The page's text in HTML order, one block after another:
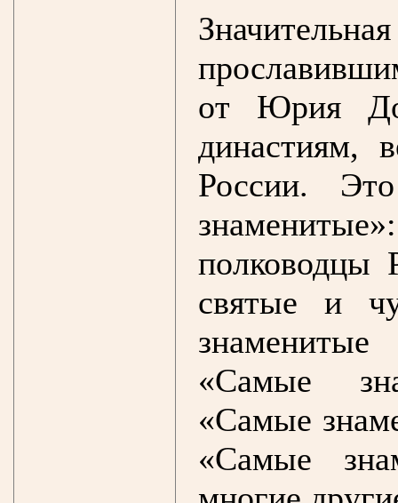
от Юрия
династиям,
России.
полководцы
святые и
знаменитые
«Самые
«Самые
«Самые